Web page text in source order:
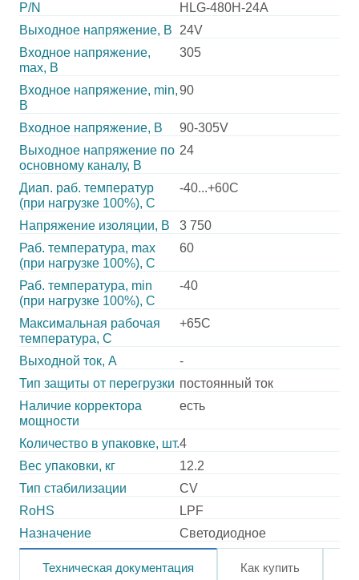
P/N
HLG-480H-24A
Выходное напряжение, В
24V
Входное напряжение,
max, В
305
Входное напряжение, min,
В
90
Входное напряжение, В
90-305V
Выходное напряжение по
основному каналу, В
24
Диап. раб. температур
(при нагрузке 100%), C
-40...+60C
Напряжение изоляции, В
3 750
Раб. температура, max
(при нагрузке 100%), C
60
Раб. температура, min
(при нагрузке 100%), C
-40
Максимальная рабочая
температура, C
+65C
Выходной ток, А
-
Тип защиты от перегрузки постоянный ток
Наличие корректора
мощности
есть
Количество в упаковке, шт.4
Вес упаковки, кг
12.2
Тип стабилизации
CV
RoHS
LPF
Назначение
Светодиодное
Техническая документация Как купить